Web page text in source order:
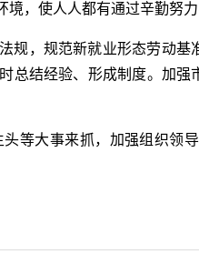
，使人人都有通过辛勤努力
规，规范新就业形态劳动
结经验、形成制度。加强
等大事来抓，加强组织领